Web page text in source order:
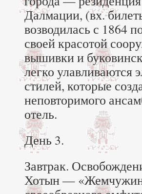
Далмации, (вх.
возводилась с 1864
своей красотой
вышивки и
легко улавливаются
стилей, которые
неповторимого
отель.
День 3.
Завтрак.
Хотын —